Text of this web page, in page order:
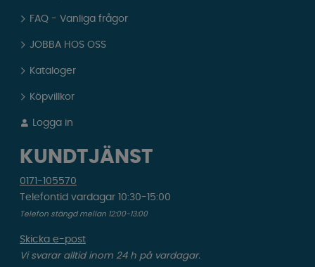
FAQ - Vanliga frågor
JOBBA HOS OSS
Kataloger
Köpvillkor
Logga in
KUNDTJÄNST
0171-105570
Telefontid vardagar 10:30-15:00
Telefon stängd mellan 12:00-13:00
Skicka e-post
Vi svarar alltid inom 24 h på vardagar.